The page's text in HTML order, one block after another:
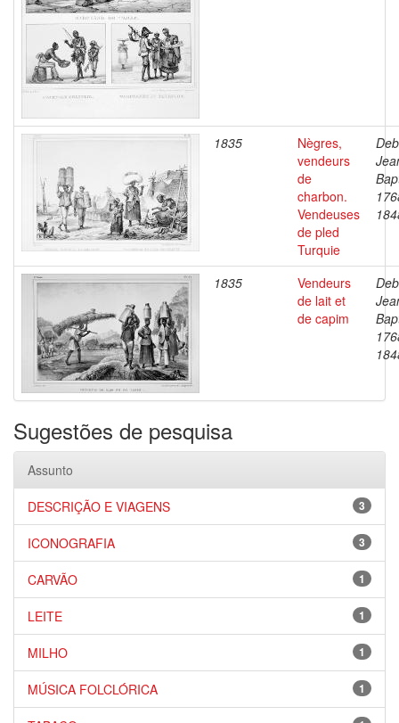
1835
Nègres,
vendeurs
de
charbon.
Vendeuses
de pled
Turquie
1835
Vendeurs
de lait et
de capim
Sugestões de pesquisa
Assunto
3
DESCRIÇÃO E VIAGENS
3
ICONOGRAFIA
1
CARVÃO
1
LEITE
1
MILHO
1
MÚSICA FOLCLÓRICA